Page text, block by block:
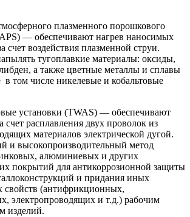
плазменного порошкового
— обеспечивают нагрев наносимых
счет воздействия плазменной струи.
тугоплавкие материалы: оксиды,
а также цветные металлы и сплавы
в том числе никелевые и кобальтовые
установки (TWAS) — обеспечивают
счет расплавления двух проволок из
материалов электрической дугой.
и высокопроизводительный метод
алюминиевых и других
покрытий для антикоррозионной защиты
и придания иных
свойств (антифрикционных,
электропроводящих и т.д.) рабочим
изделий.